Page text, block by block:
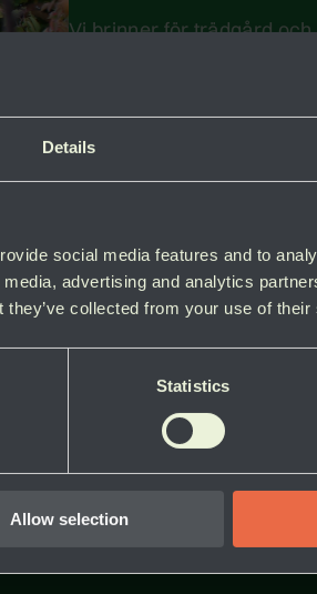
Details
social media features and to
advertising and analytics
collected from your use of
Statistics
Allow selection
Vi brinner för trädgård
hålla ett brett och
med bra kvalitet finns,
från lokala odlare.